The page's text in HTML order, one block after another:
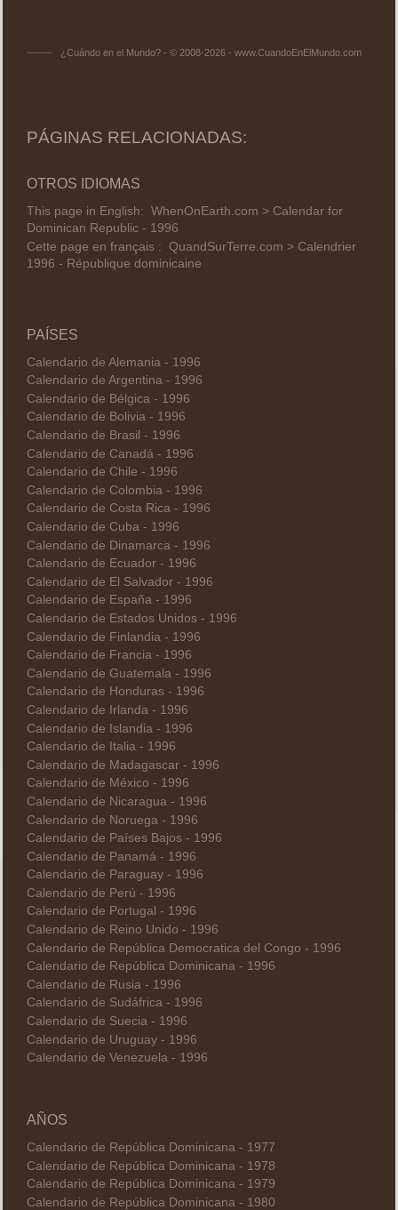
¿Cuándo en el Mundo? - © 2008-2026 - www.CuandoEnElMundo.com
PÁGINAS RELACIONADAS:
OTROS IDIOMAS
This page in English: WhenOnEarth.com > Calendar for
Dominican Republic - 1996
Cette page en français : QuandSurTerre.com > Calendrier
1996 - République dominicaine
PAÍSES
Calendario de Alemania - 1996
Calendario de Argentina - 1996
Calendario de Bélgica - 1996
Calendario de Bolivia - 1996
Calendario de Brasil - 1996
Calendario de Canadá - 1996
Calendario de Chile - 1996
Calendario de Colombia - 1996
Calendario de Costa Rica - 1996
Calendario de Cuba - 1996
Calendario de Dinamarca - 1996
Calendario de Ecuador - 1996
Calendario de El Salvador - 1996
Calendario de España - 1996
Calendario de Estados Unidos - 1996
Calendario de Finlandia - 1996
Calendario de Francia - 1996
Calendario de Guatemala - 1996
Calendario de Honduras - 1996
Calendario de Irlanda - 1996
Calendario de Islandia - 1996
Calendario de Italia - 1996
Calendario de Madagascar - 1996
Calendario de México - 1996
Calendario de Nicaragua - 1996
Calendario de Noruega - 1996
Calendario de Países Bajos - 1996
Calendario de Panamá - 1996
Calendario de Paraguay - 1996
Calendario de Perú - 1996
Calendario de Portugal - 1996
Calendario de Reino Unido - 1996
Calendario de República Democratica del Congo - 1996
Calendario de República Dominicana - 1996
Calendario de Rusia - 1996
Calendario de Sudáfrica - 1996
Calendario de Suecia - 1996
Calendario de Uruguay - 1996
Calendario de Venezuela - 1996
AÑOS
Calendario de República Dominicana - 1977
Calendario de República Dominicana - 1978
Calendario de República Dominicana - 1979
Calendario de República Dominicana - 1980